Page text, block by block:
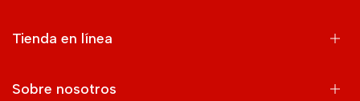
Tienda en línea
Sobre nosotros